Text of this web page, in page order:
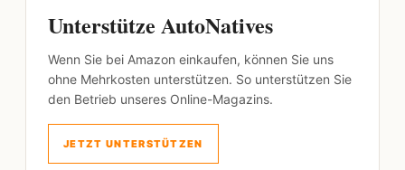
Unterstütze AutoNatives
Wenn Sie bei Amazon einkaufen, können Sie uns
ohne Mehrkosten unterstützen. So unterstützen Sie
den Betrieb unseres Online-Magazins.
JETZT UNTERSTÜTZEN